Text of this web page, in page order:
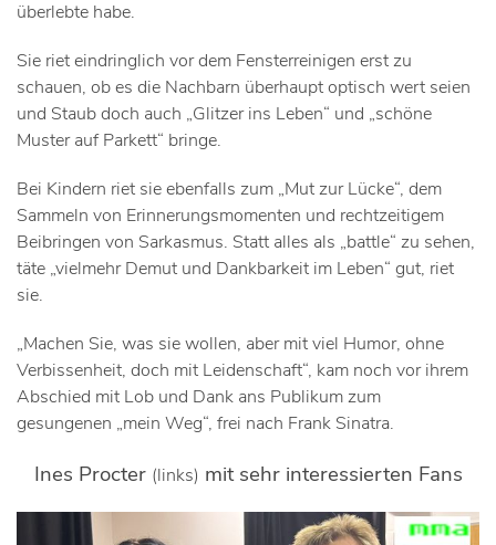
überlebte habe.
Sie riet eindringlich vor dem Fensterreinigen erst zu
schauen, ob es die Nachbarn überhaupt optisch wert seien
und Staub doch auch „Glitzer ins Leben“ und „schöne
Muster auf Parkett“ bringe.
Bei Kindern riet sie ebenfalls zum „Mut zur Lücke“, dem
Sammeln von Erinnerungsmomenten und rechtzeitigem
Beibringen von Sarkasmus. Statt alles als „battle“ zu sehen,
täte „vielmehr Demut und Dankbarkeit im Leben“ gut, riet
sie.
„Machen Sie, was sie wollen, aber mit viel Humor, ohne
Verbissenheit, doch mit Leidenschaft“, kam noch vor ihrem
Abschied mit Lob und Dank ans Publikum zum
gesungenen „mein Weg“, frei nach Frank Sinatra.
Ines Procter (links) mit sehr interessierten Fans